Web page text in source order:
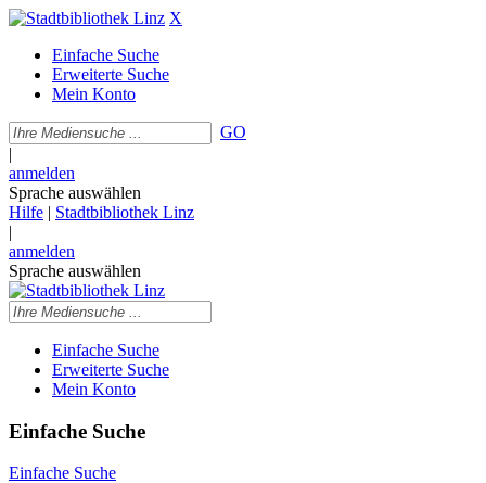
X
Einfache Suche
Erweiterte Suche
Mein Konto
GO
|
anmelden
Sprache auswählen
Hilfe | Stadtbibliothek Linz
|
anmelden
Sprache auswählen
Einfache Suche
Erweiterte Suche
Mein Konto
Einfache Suche
Einfache Suche